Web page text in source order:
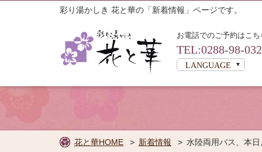
彩り湯かしき 花と華の「新着情報」ページです。
お電話でのご予約はこち
TEL:0288-98-
LANGUAGE
花と華HOME 新着情報 水陸両用バス、本